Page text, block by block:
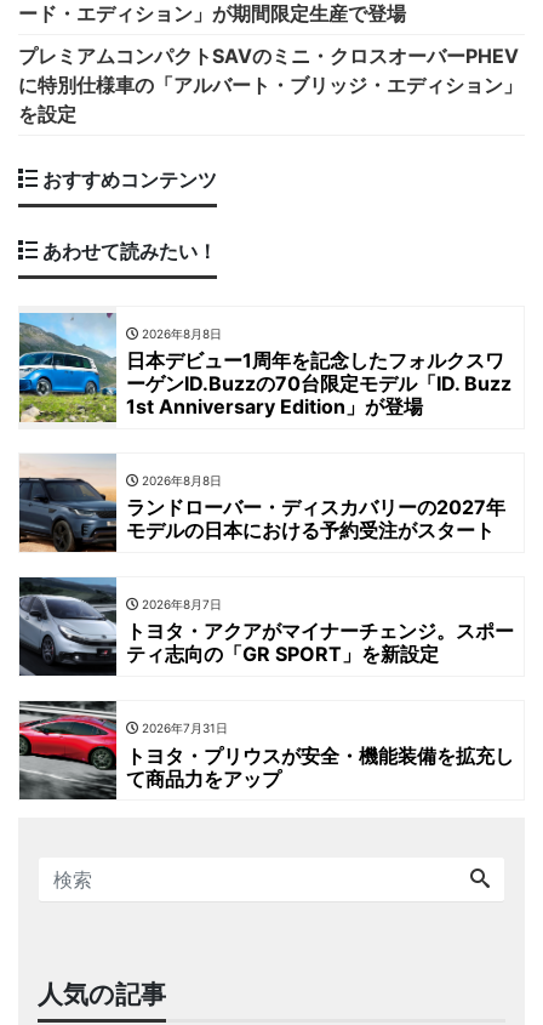
ード・エディション」が期間限定生産で登場
プレミアムコンパクトSAVのミニ・クロスオーバーPHEV
に特別仕様車の「アルバート・ブリッジ・エディション」
を設定
おすすめコンテンツ
あわせて読みたい！
2026年8月8日
日本デビュー1周年を記念したフォルクスワ
ーゲンID.Buzzの70台限定モデル「ID. Buzz
1st Anniversary Edition」が登場
2026年8月8日
ランドローバー・ディスカバリーの2027年
モデルの日本における予約受注がスタート
2026年8月7日
トヨタ・アクアがマイナーチェンジ。スポー
ティ志向の「GR SPORT」を新設定
2026年7月31日
トヨタ・プリウスが安全・機能装備を拡充し
て商品力をアップ
人気の記事